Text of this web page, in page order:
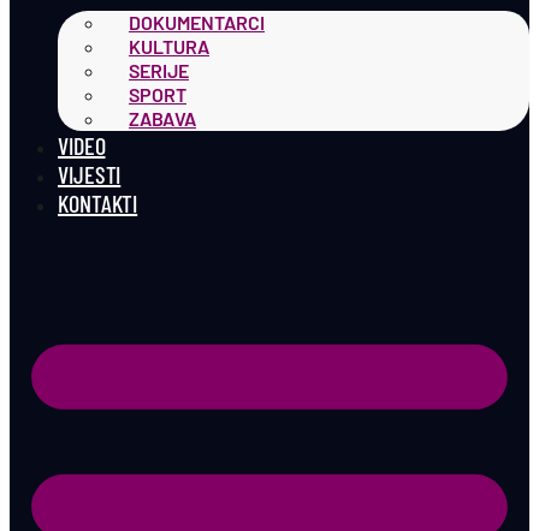
DOKUMENTARCI
KULTURA
SERIJE
SPORT
ZABAVA
VIDEO
VIJESTI
KONTAKTI